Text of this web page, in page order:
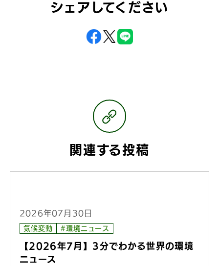
シェアしてください
関連する投稿
2026年07月30日
気候変動 #環境ニュース
【2026年7月】3分でわかる世界の環境
ニュース